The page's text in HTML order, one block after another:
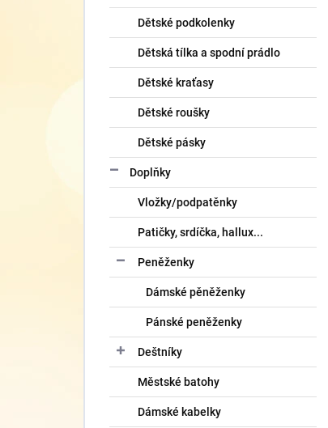
Dětské podkolenky
Dětská tílka a spodní prádlo
Dětské kraťasy
Dětské roušky
Dětské pásky
Doplňky
Vložky/podpatěnky
Patičky, srdíčka, hallux...
Peněženky
Dámské pěněženky
Pánské peněženky
Deštníky
Městské batohy
Dámské kabelky